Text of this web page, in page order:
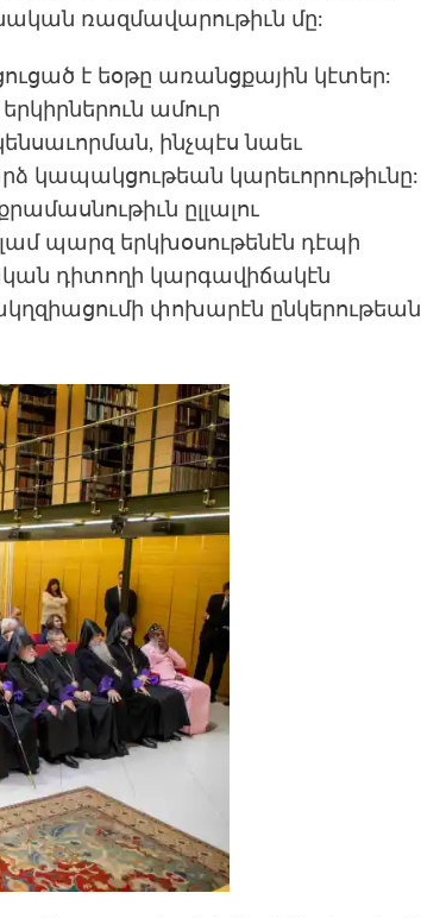
ռազմավարութիւն մը:
է եօթը առանցքային կէտեր:
ամուր
ինչպէս նաեւ
կապակցութեան կարեւորութիւնը:
ըլլալու
պարզ երկխօսութենէն դէպի
դիտողի կարգավիճակէն
փոխարէն ընկերութեան